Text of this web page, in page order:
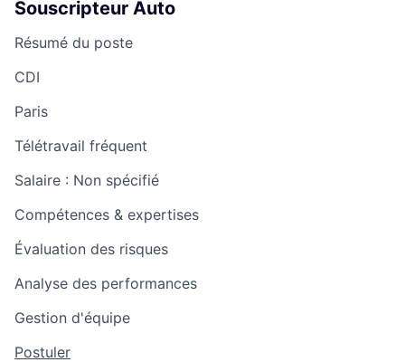
Souscripteur Auto
Résumé du poste
CDI
Paris
Télétravail fréquent
Salaire : Non spécifié
Compétences & expertises
Évaluation des risques
Analyse des performances
Gestion d'équipe
Postuler